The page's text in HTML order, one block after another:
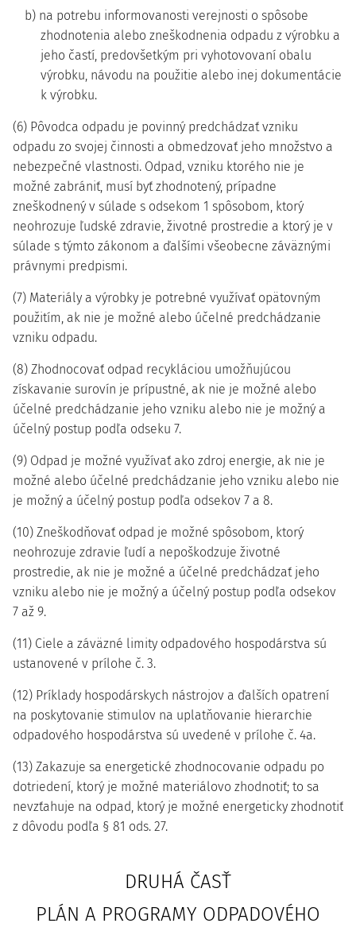
b) na potrebu informovanosti verejnosti o spôsobe
zhodnotenia alebo zneškodnenia odpadu z výrobku a
jeho častí, predovšetkým pri vyhotovovaní obalu
výrobku, návodu na použitie alebo inej dokumentácie
k výrobku.
(6) Pôvodca odpadu je povinný predchádzať vzniku
odpadu zo svojej činnosti a obmedzovať jeho množstvo a
nebezpečné vlastnosti. Odpad, vzniku ktorého nie je
možné zabrániť, musí byť zhodnotený, prípadne
zneškodnený v súlade s odsekom 1 spôsobom, ktorý
neohrozuje ľudské zdravie, životné prostredie a ktorý je v
súlade s týmto zákonom a ďalšími všeobecne záväznými
právnymi predpismi.
(7) Materiály a výrobky je potrebné využívať opätovným
použitím, ak nie je možné alebo účelné predchádzanie
vzniku odpadu.
(8) Zhodnocovať odpad recykláciou umožňujúcou
získavanie surovín je prípustné, ak nie je možné alebo
účelné predchádzanie jeho vzniku alebo nie je možný a
účelný postup podľa odseku 7.
(9) Odpad je možné využívať ako zdroj energie, ak nie je
možné alebo účelné predchádzanie jeho vzniku alebo nie
je možný a účelný postup podľa odsekov 7 a 8.
(10) Zneškodňovať odpad je možné spôsobom, ktorý
neohrozuje zdravie ľudí a nepoškodzuje životné
prostredie, ak nie je možné a účelné predchádzať jeho
vzniku alebo nie je možný a účelný postup podľa odsekov
7 až 9.
(11) Ciele a záväzné limity odpadového hospodárstva sú
ustanovené v prílohe č. 3.
(12) Príklady hospodárskych nástrojov a ďalších opatrení
na poskytovanie stimulov na uplatňovanie hierarchie
odpadového hospodárstva sú uvedené v prílohe č. 4a.
(13) Zakazuje sa energetické zhodnocovanie odpadu po
dotriedení, ktorý je možné materiálovo zhodnotiť; to sa
nevzťahuje na odpad, ktorý je možné energeticky zhodnotiť
z dôvodu podľa § 81 ods. 27.
DRUHÁ ČASŤ
PLÁN A PROGRAMY ODPADOVÉHO